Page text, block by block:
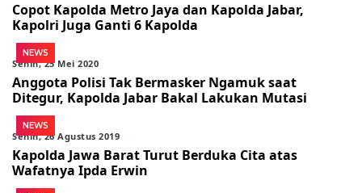
Copot Kapolda Metro Jaya dan Kapolda Jabar,
Kapolri Juga Ganti 6 Kapolda
NEWS
Senin, 25 Mei 2020
Anggota Polisi Tak Bermasker Ngamuk saat
Ditegur, Kapolda Jabar Bakal Lakukan Mutasi
NEWS
Senin, 26 Agustus 2019
Kapolda Jawa Barat Turut Berduka Cita atas
Wafatnya Ipda Erwin